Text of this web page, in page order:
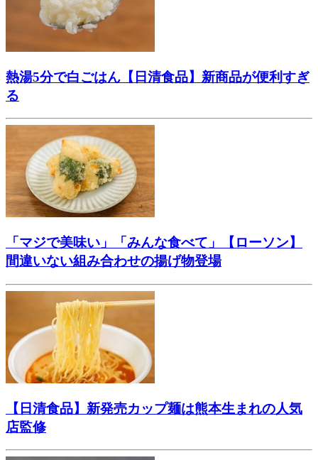
熱湯5分で白ごはん【日清食品】新商品が便利すぎ
る
「マジで美味い」「みんな食べて」【ローソン】
間違いない組み合わせの揚げ物登場
【日清食品】新発売カップ麺は熊本生まれの人気
店監修